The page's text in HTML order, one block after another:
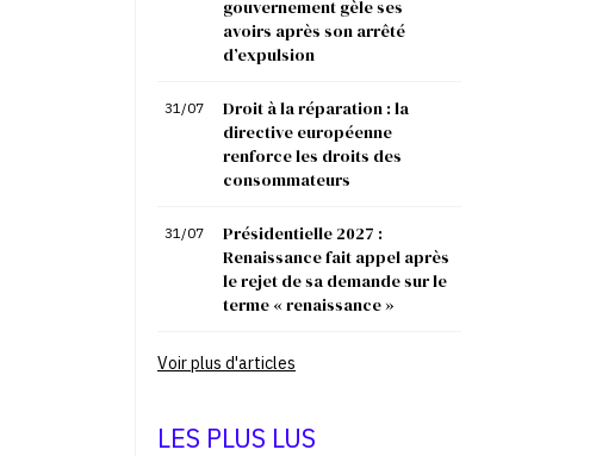
gouvernement gèle ses
avoirs après son arrêté
d’expulsion
31/07
Droit à la réparation : la
directive européenne
renforce les droits des
consommateurs
31/07
Présidentielle 2027 :
Renaissance fait appel après
le rejet de sa demande sur le
terme « renaissance »
Voir plus d'articles
LES PLUS LUS